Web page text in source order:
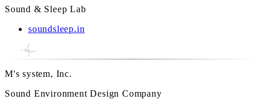
Sound & Sleep Lab
soundsleep.in
M's system, Inc.
Sound Environment Design Company